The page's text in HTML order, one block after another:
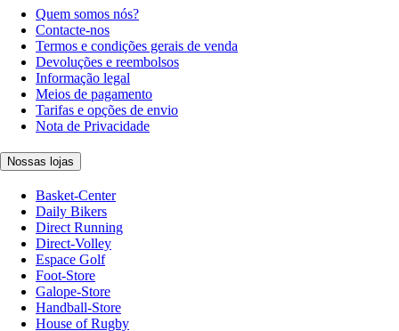
Quem somos nós?
Contacte-nos
Termos e condições gerais de venda
Devoluções e reembolsos
Informação legal
Meios de pagamento
Tarifas e opções de envio
Nota de Privacidade
Nossas lojas
Basket-Center
Daily Bikers
Direct Running
Direct-Volley
Espace Golf
Foot-Store
Galope-Store
Handball-Store
House of Rugby